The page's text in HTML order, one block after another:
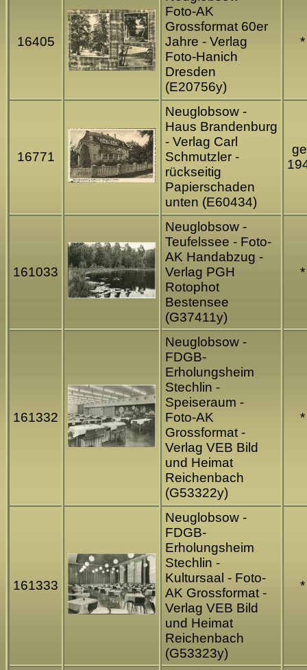
16405
Foto-AK
Grossformat 60er
Jahre - Verlag
Foto-Hanich
Dresden
(E20756y)
*
16771
Neuglobsow -
Haus Brandenburg
- Verlag Carl
Schmutzler -
rückseitig
Papierschaden
unten (E60434)
161033
Neuglobsow -
Teufelssee - Foto-
AK Handabzug -
Verlag PGH
Rotophot
Bestensee
(G37411y)
*
161332
Neuglobsow -
FDGB-
Erholungsheim
Stechlin -
Speiseraum -
Foto-AK
Grossformat -
Verlag VEB Bild
und Heimat
Reichenbach
(G53322y)
*
161333
Neuglobsow -
FDGB-
Erholungsheim
Stechlin -
Kultursaal - Foto-
AK Grossformat -
Verlag VEB Bild
und Heimat
Reichenbach
(G53323y)
*